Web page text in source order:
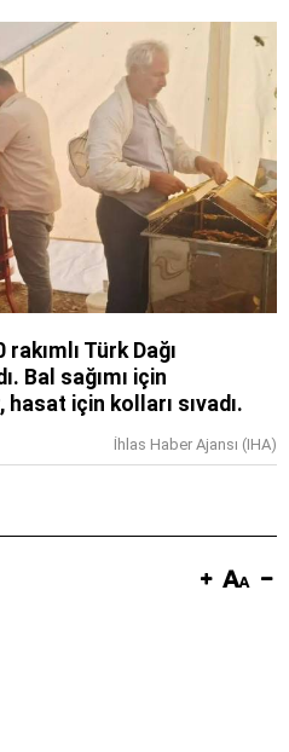
Türk Dağı
Bal sağımı için
hasat için kolları sıvadı.
İhlas Haber Ajansı (IHA)